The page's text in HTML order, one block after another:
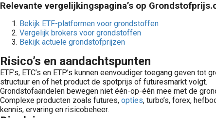
Relevante vergelijkingspagina’s op
Bekijk ETF-platformen voor grondstoffen
Vergelijk brokers voor grondstoffen
Bekijk actuele grondstofprijzen
Risico’s en aandachtspunten
ETF’s, ETC’s en ETP’s kunnen eenvoudiger toegang geven
structuur en of het product de spotprijs of futuresmarkt volgt.
Grondstofaandelen bewegen niet één-op-één mee met de
Complexe producten zoals futures, opties, turbo’s, forex,
kennis, ervaring en risicobeheer.